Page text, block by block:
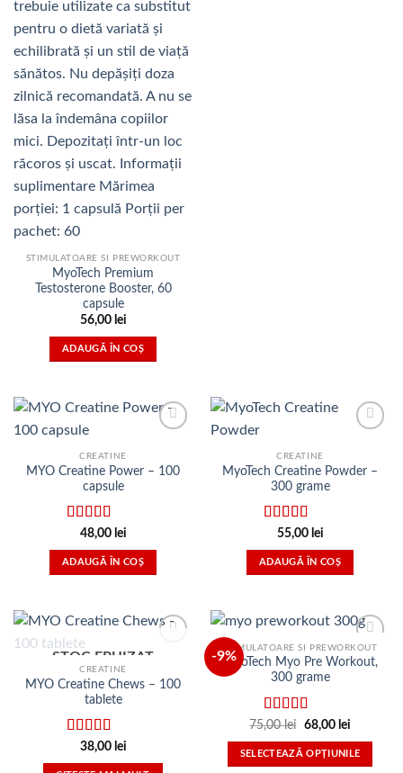
STIMULATOARE SI PREWORKOUT
MyoTech Premium
Testosterone Booster, 60
capsule
56,00 lei
ADAUGĂ ÎN COȘ
de
CREATINE
MYO Creatine Power – 100
capsule
Evaluat
la3.56
din 5
48,00 lei
ADAUGĂ ÎN COȘ
de
CREATINE
MyoTech Creatine Powder –
300 grame
Evaluat la
4.60din 5
55,00 lei
ADAUGĂ ÎN COȘ
Adauga
de
STOC EPUIZAT
CREATINE
MYO Creatine Chews – 100
tablete
Evaluat
la3.50
38,00 lei
-9%
Adauga
in Lista
STIMULATOARE SI PREWORKOUT
MyoTech Myo Pre Workout,
300 grame
Evaluat
la3.00
din 5
75,00lei
Prețul
a
fost:
68,00 leiPrețul
este:
68,00 lei.
SELECTEAZĂ OPȚIUNILE